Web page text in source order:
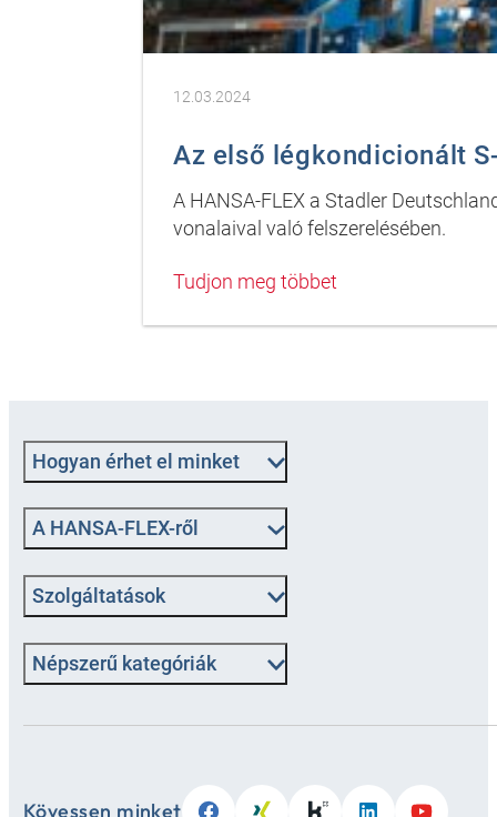
12.03.2024
Az első légkondicionált
A HANSA-FLEX a Stadler
vonalaival való felszerelésében.
Tudjon meg többet
Hogyan érhet el minket
A HANSA-FLEX-ről
Szolgáltatások
Népszerű kategóriák
Kövessen minket